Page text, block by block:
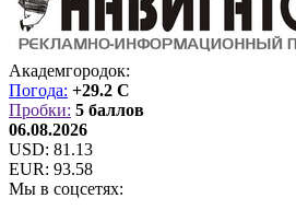
Академгородок:
Погода: +29.2 C
Пробки: 5 баллов
06.08.2026
USD: 81.13
EUR: 93.58
Мы в соцсетях: